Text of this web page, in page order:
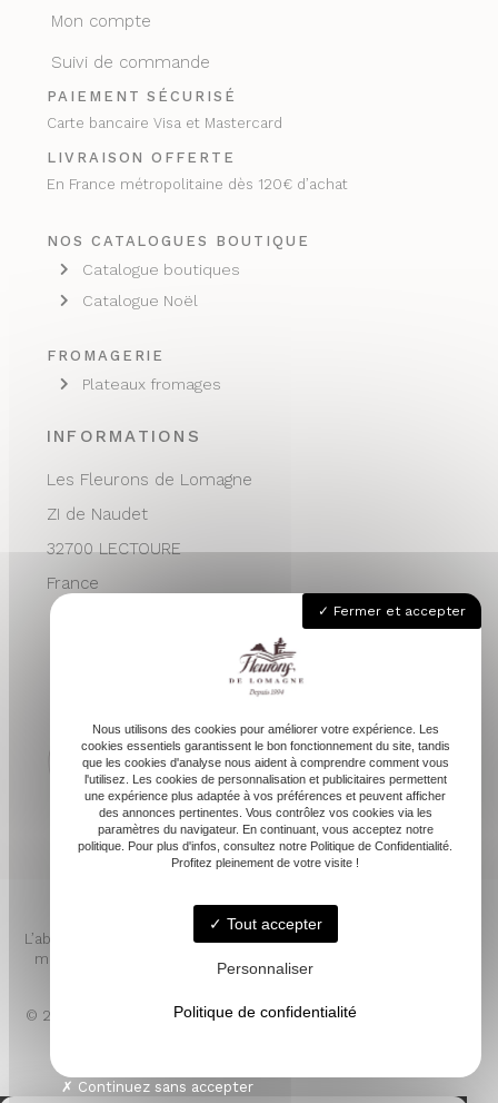
INFORMATIONS
Les Fleurons de Lomagne
ZI de Naudet
32700 LECTOURE
France
contactvpc@fleuronsdelomagne.com
Depuis 1994
Mon compte
Suivi de commande
PAIEMENT SÉCURISÉ
Carte bancaire Visa et Mastercard
LIVRAISON OFFERTE
En France métropolitaine dès 120€ d’achat
NOS CATALOGUES BOUTIQUE
Catalogue boutiques
Catalogue Noël
FROMAGERIE
Plateaux fromages
L’abus d’alcool est dangereux pour la santé. À consommer avec
modération. Pour votre santé, mangez au moins cinq fruits et
légumes par jour. www.mangerbouger.fr
© 2026 - FLEURONS DE LOMAGNE -Mentions légales
Fermer et accepter
Nous utilisons des cookies pour améliorer votre expérience. Les
cookies essentiels garantissent le bon fonctionnement du site, tandis
que les cookies d'analyse nous aident à comprendre comment vous
l'utilisez. Les cookies de personnalisation et publicitaires permettent
une expérience plus adaptée à vos préférences et peuvent afficher
des annonces pertinentes. Vous contrôlez vos cookies via les
paramètres du navigateur. En continuant, vous acceptez notre
politique. Pour plus d'infos, consultez notre Politique de Confidentialité.
Profitez pleinement de votre visite !
Tout accepter
Personnaliser
Politique de confidentialité
Continuez sans accepter